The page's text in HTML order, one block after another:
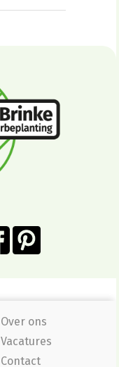
Over ons
Vacatures
Contact